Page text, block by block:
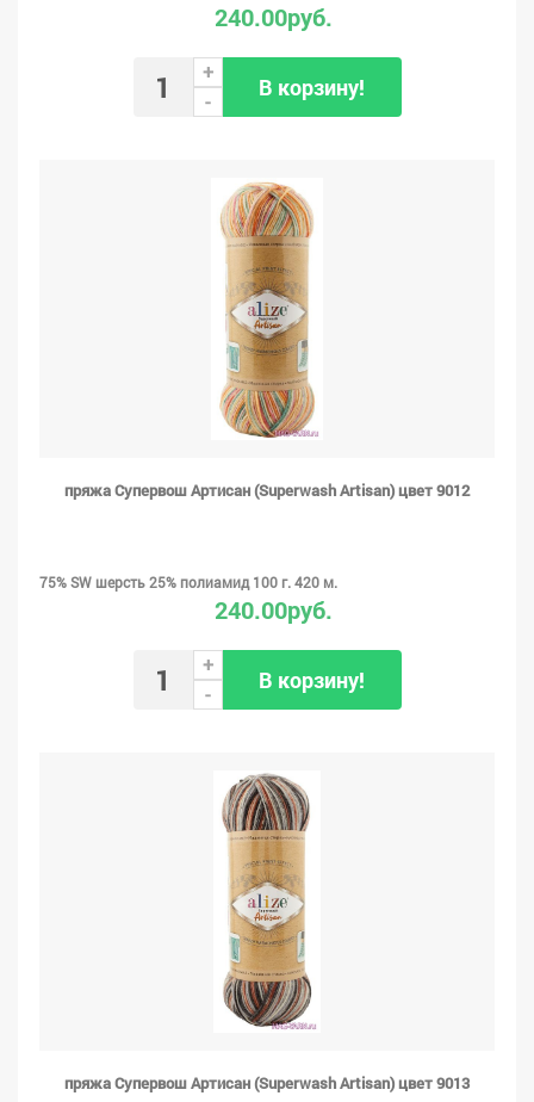
240.00руб.
+
-
В корзину!
пряжа Супервош Артисан (Superwash Artisan) цвет 9012
75% SW шерсть 25% полиамид 100 г. 420 м.
240.00руб.
+
-
В корзину!
пряжа Супервош Артисан (Superwash Artisan) цвет 9013